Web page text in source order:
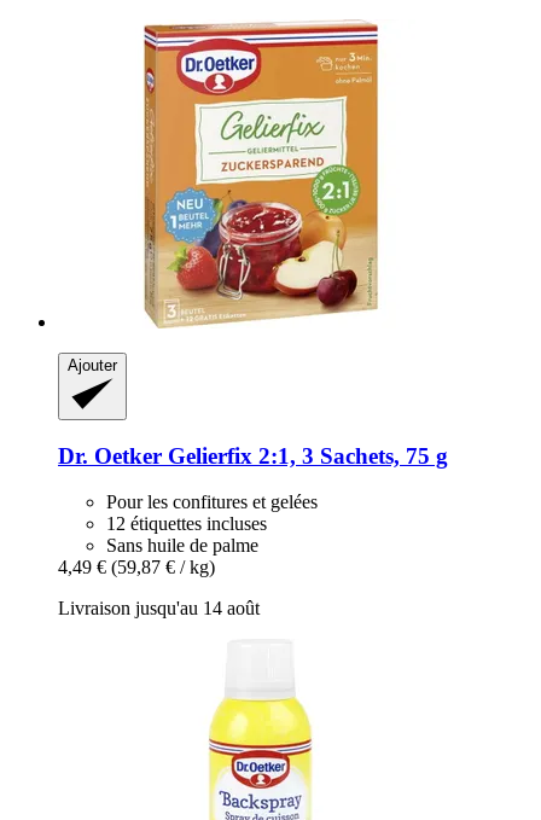
Ajouter
Dr. Oetker Gelierfix 2:1, 3 Sachets, 75 g
Pour les confitures et gelées
12 étiquettes incluses
Sans huile de palme
4,49 € (59,87 € / kg)
Livraison jusqu'au 14 août